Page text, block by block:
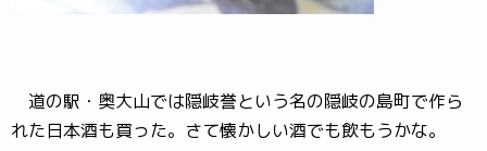
道の駅・奥大山では隠岐誉という名の隠岐の島町で作ら
れた日本酒も買った。さて懐かしい酒でも飲もうかな。